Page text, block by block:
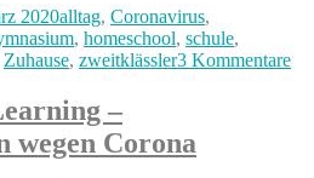
2020Kategorien
alltag, Coronavirus,
, homeschool, schule,
Zuhause, zweitklässler3 Kommentarezu
–
wegen Corona